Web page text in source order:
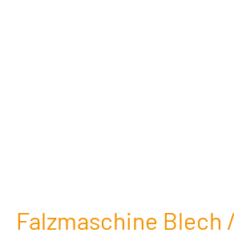
Falzmaschine Blech